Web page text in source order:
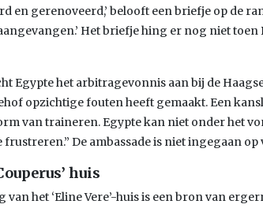
en gerenoveerd,’ belooft een briefje op de
Het briefje hing er nog niet toen
Egypte het arbitragevonnis aan bij de
opzichtige fouten heeft gemaakt. Een
van traineren. Egypte kan niet onder het
frustreren.” De ambassade is niet ingegaan
huis
van het ‘Eline Vere’-huis is een bron van